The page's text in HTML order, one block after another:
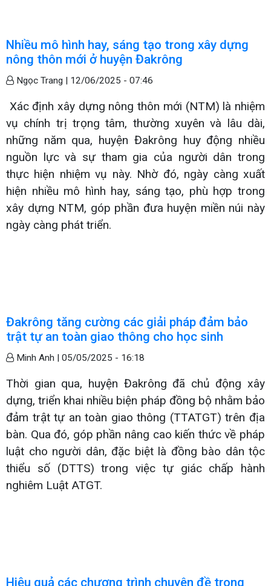
Nhiều mô hình hay, sáng tạo trong xây dựng
nông thôn mới ở huyện Đakrông
Ngọc Trang | 12/06/2025 - 07:46
Xác định xây dựng nông thôn mới (NTM) là nhiệm
vụ chính trị trọng tâm, thường xuyên và lâu dài,
những năm qua, huyện Đakrông huy động nhiều
nguồn lực và sự tham gia của người dân trong
thực hiện nhiệm vụ này. Nhờ đó, ngày càng xuất
hiện nhiều mô hình hay, sáng tạo, phù hợp trong
xây dựng NTM, góp phần đưa huyện miền núi này
ngày càng phát triển.
Đakrông tăng cường các giải pháp đảm bảo
trật tự an toàn giao thông cho học sinh
Minh Anh | 05/05/2025 - 16:18
Thời gian qua, huyện Đakrông đã chủ động xây
dựng, triển khai nhiều biện pháp đồng bộ nhằm bảo
đảm trật tự an toàn giao thông (TTATGT) trên địa
bàn. Qua đó, góp phần nâng cao kiến thức về pháp
luật cho người dân, đặc biệt là đồng bào dân tộc
thiểu số (DTTS) trong việc tự giác chấp hành
nghiêm Luật ATGT.
Hiệu quả các chương trình chuyên đề trong